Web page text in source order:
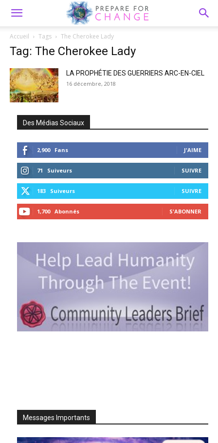
Accueil Tags The Cherokee Lady
Tag: The Cherokee Lady
LA PROPHÉTIE DES GUERRIERS ARC-EN-CIEL
16 décembre, 2018
Des Médias Sociaux
2,900 Fans J'AIME
71 Suiveurs SUIVRE
183 Suiveurs SUIVRE
1,700 Abonnés S'ABONNER
Messages Importants